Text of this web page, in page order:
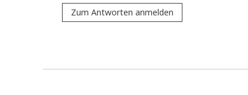
Zum Antworten anmelden